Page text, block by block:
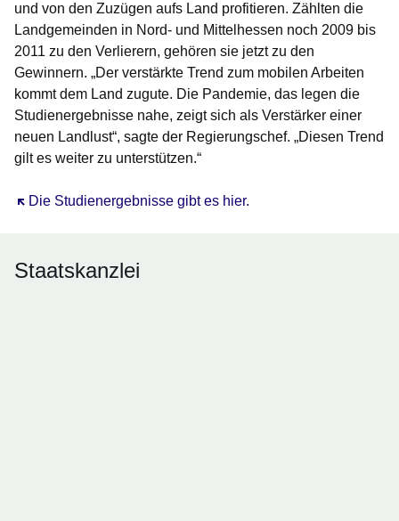
und von den Zuzügen aufs Land profitieren. Zählten die
Landgemeinden in Nord- und Mittelhessen noch 2009 bis
2011 zu den Verlierern, gehören sie jetzt zu den
Gewinnern. „Der verstärkte Trend zum mobilen Arbeiten
kommt dem Land zugute. Die Pandemie, das legen die
Studienergebnisse nahe, zeigt sich als Verstärker einer
neuen Landlust“, sagte der Regierungschef. „Diesen Trend
gilt es weiter zu unterstützen.“
Die Studienergebnisse gibt es hier.
Öffnet sich in einem neuen Fenster
Staatskanzlei